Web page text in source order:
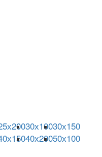
30х10030х150
40х20050х100